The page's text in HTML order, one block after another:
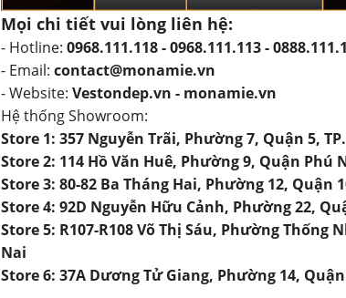
Mọi chi tiết vui lòng liên hệ:
- Hotline: 0968.111.118 - 0968.111.113 -
- Email: contact@monamie.vn
- Website: Vestondep.vn - monamie.vn
Hệ thống Showroom:
Store 1: 357 Nguyễn Trãi, Phường 7, Quận 5,
Store 2: 114 Hồ Văn Huê, Phường 9, Quận Phú
Store 3: 80-82 Ba Tháng Hai, Phường 12, Quận
Store 4: 92D Nguyễn Hữu Cảnh, Phường 22,
Store 5: R107-R108 Võ Thị Sáu, Phường Thống
Nai
Store 6: 37A Dương Tử Giang, Phường 14, Quận